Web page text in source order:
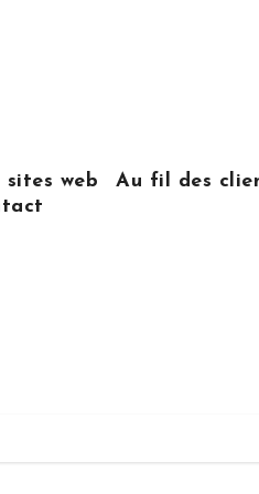
web
Au fil des